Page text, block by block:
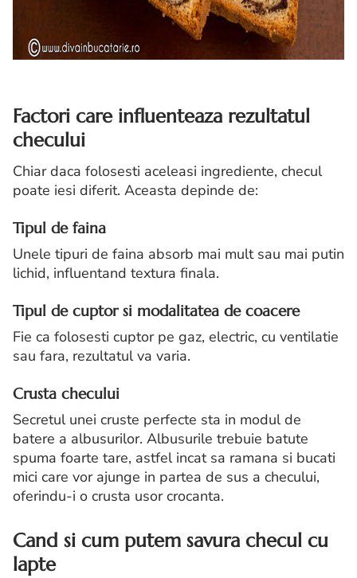
Factori care influenteaza rezultatul
checului
Chiar daca folosesti aceleasi ingrediente, checul
poate iesi diferit. Aceasta depinde de:
Tipul de faina
Unele tipuri de faina absorb mai mult sau mai putin
lichid, influentand textura finala.
Tipul de cuptor si modalitatea de coacere
Fie ca folosesti cuptor pe gaz, electric, cu ventilatie
sau fara, rezultatul va varia.
Crusta checului
Secretul unei cruste perfecte sta in modul de
batere a albusurilor. Albusurile trebuie batute
spuma foarte tare, astfel incat sa ramana si bucati
mici care vor ajunge in partea de sus a checului,
oferindu-i o crusta usor crocanta.
Cand si cum putem savura checul cu
lapte